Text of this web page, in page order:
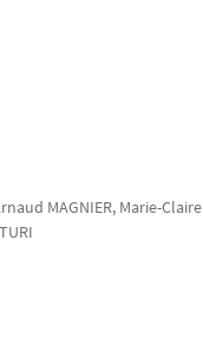
MAGNIER, Marie-Claire
TURI